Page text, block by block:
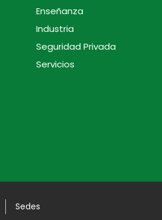
Enseñanza
Industria
Seguridad Privada
Servicios
Sedes